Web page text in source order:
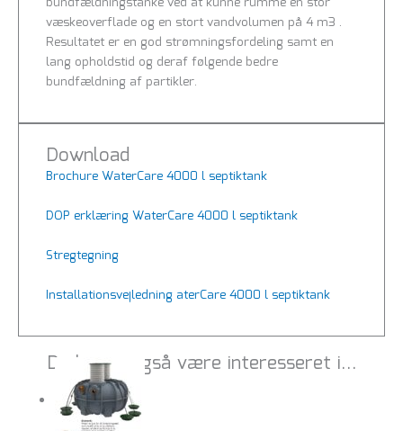
væskeoverflade og en stort vandvolumen på 4 m3 .
Resultatet er en god strømningsfordeling samt en
lang opholdstid og deraf følgende bedre
bundfældning af partikler.
Download
Brochure WaterCare 4000 l septiktank
DOP erklæring WaterCare 4000 l septiktank
Stregtegning
Installationsvejledning aterCare 4000 l septiktank
Du kunne også være interesseret i…